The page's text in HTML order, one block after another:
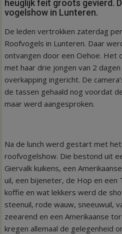
heuglijk feit groots gevierd.
vogelshow in Lunteren.
De leden vertrokken zaterdag
Roofvogels in Lunteren. Daar
ontvangen door een Oehoe. Het
met haar drie jongen van 2
overkapping ingericht. De
de tassen gehaald nog voordat
maar werd aangesproken.
Na de lunch werd gestart met
roofvogelshow. Die bestond uit
Giervalk kuikens, een
uil, een bijeneter, de Hop en een
koffie en wat lekkers werd de
steenuil, rode wauw, sneeuwuil,
zeearend en een Amerikaanse
kregen allemaal de gelegenheid